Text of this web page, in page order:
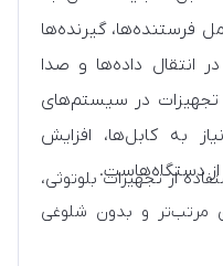
فرستنده‌ها، گیرنده‌ها
انتقال داده‌ها و صدا
تجهیزات در سیستم‌های
به کابل‌ها، افزایش
دستگاه‌هاست.
از تجهیزات بلوتوثی،
مرتب‌تر و بدون شلوغی